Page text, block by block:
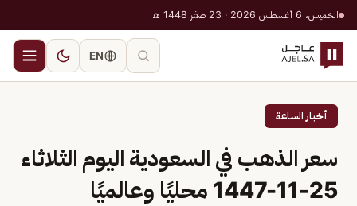
الخميس، 6 أغسطس 2026 · 23 صفر 1448 هـ
EN
أخبار الساعة
سعر الذهب في السعودية اليوم الثلاثاء
25-11-1447 محليًا وعالميًا